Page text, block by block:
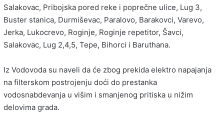
Salakovac, Pribojska pored reke i poprečne ulice, Lug 3,
Buster stanica, Durmiševac, Paralovo, Barakovci, Varevo,
Jerka, Lukocrevo, Roginje, Roginje repetitor, Šavci,
Salakovac, Lug 2,4,5, Tepe, Bihorci i Baruthana.
Iz Vodovoda su naveli da će zbog prekida elektro napajanja
na filterskom postrojenju doći do prestanka
vodosnabdevanja u višim i smanjenog pritiska u nižim
delovima grada.